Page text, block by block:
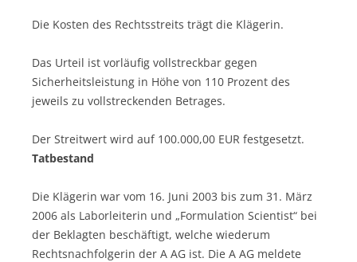
Die Kosten des Rechtsstreits trägt die Klägerin.
Das Urteil ist vorläufig vollstreckbar gegen
Sicherheitsleistung in Höhe von 110 Prozent des
jeweils zu vollstreckenden Betrages.
Der Streitwert wird auf 100.000,00 EUR festgesetzt.
Tatbestand
Die Klägerin war vom 16. Juni 2003 bis zum 31. März
2006 als Laborleiterin und „Formulation Scientist“ bei
der Beklagten beschäftigt, welche wiederum
Rechtsnachfolgerin der A AG ist. Die A AG meldete